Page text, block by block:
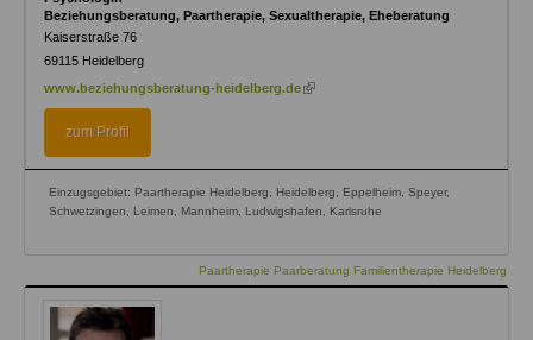
Beziehungsberatung, Paartherapie, Sexualtherapie, Eheberatung
Kaiserstraße 76
69115 Heidelberg
www.beziehungsberatung-heidelberg.de (link
zum Profil
Einzugsgebiet: Paartherapie Heidelberg, Heidelberg, Eppelheim, Speyer,
Schwetzingen, Leimen, Mannheim, Ludwigshafen, Karlsruhe
Paartherapie Paarberatung Familientherapie Heidelberg